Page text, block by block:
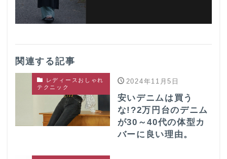
関連する記事
レディースおしゃれ
テクニック
2024年11月5日
安いデニムは買う
な!?2万円台のデニム
が30～40代の体型カ
バーに良い理由。